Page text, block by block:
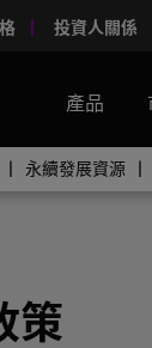
投資人關係
產品
永續發展資源
策